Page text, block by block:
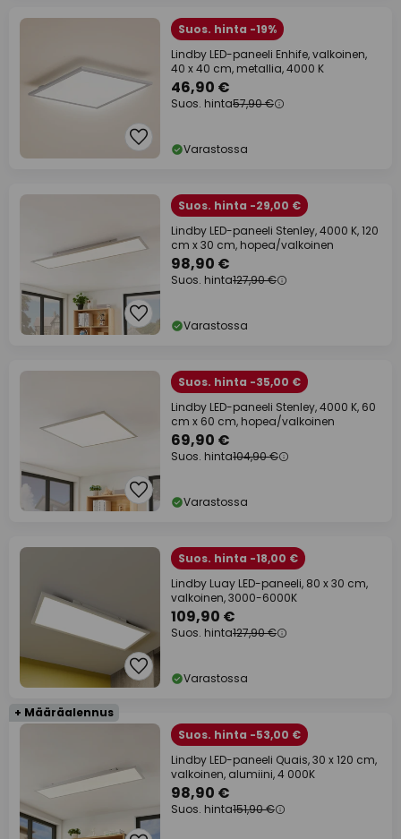
Suos. hinta -19%
Lindby LED-paneeli Enhife, valkoinen,
40 x 40 cm, metallia, 4000 K
46,90 €
Suos. hinta57,90 €
Varastossa
Suos. hinta -29,00 €
Lindby LED-paneeli Stenley, 4000 K, 120
cm x 30 cm, hopea/valkoinen
98,90 €
Suos. hinta127,90 €
Varastossa
Suos. hinta -35,00 €
Lindby LED-paneeli Stenley, 4000 K, 60
cm x 60 cm, hopea/valkoinen
69,90 €
Suos. hinta104,90 €
Varastossa
Suos. hinta -18,00 €
Lindby Luay LED-paneeli, 80 x 30 cm,
valkoinen, 3000-6000K
109,90 €
Suos. hinta127,90 €
Varastossa
+ Määräalennus
Suos. hinta -53,00 €
Lindby LED-paneeli Quais, 30 x 120 cm,
valkoinen, alumiini, 4 000K
98,90 €
Suos. hinta151,90 €